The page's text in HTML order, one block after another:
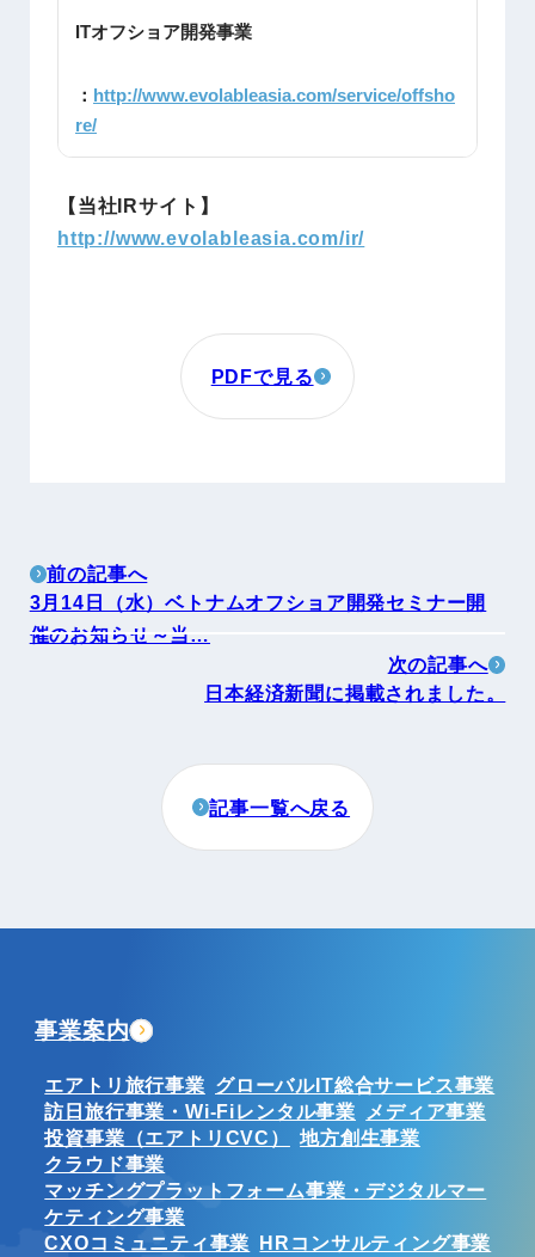
ITオフショア開発事業
： http://www.evolableasia.com/service/offsho
re/
【当社IRサイト】
http://www.evolableasia.com/ir/
PDFで見る
前の記事へ
3月14日（水）ベトナムオフショア開発セミナー開
催のお知らせ～当…
次の記事へ
日本経済新聞に掲載されました。
記事一覧へ戻る
事業案内
エアトリ旅行事業 グローバルIT総合サービス事業
訪日旅行事業・Wi-Fiレンタル事業
メディア事業
投資事業（エアトリCVC）
地方創生事業
クラウド事業
マッチングプラットフォーム事業・デジタルマー
ケティング事業
CXOコミュニティ事業 HRコンサルティング事業